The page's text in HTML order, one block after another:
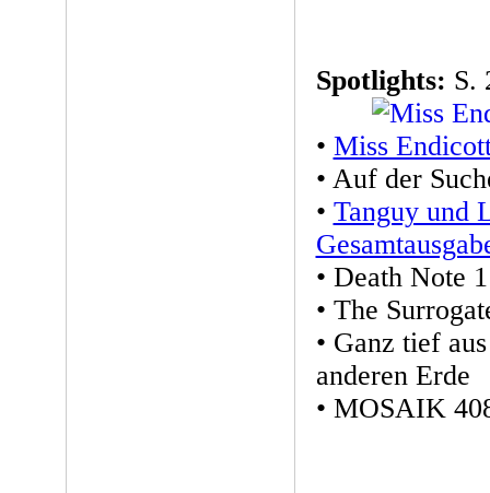
Spotlights: S.
• Miss
• Auf der
• Tanguy und
• Death Note
• The
• Ganz tief
anderen Erde
• MOSAIK